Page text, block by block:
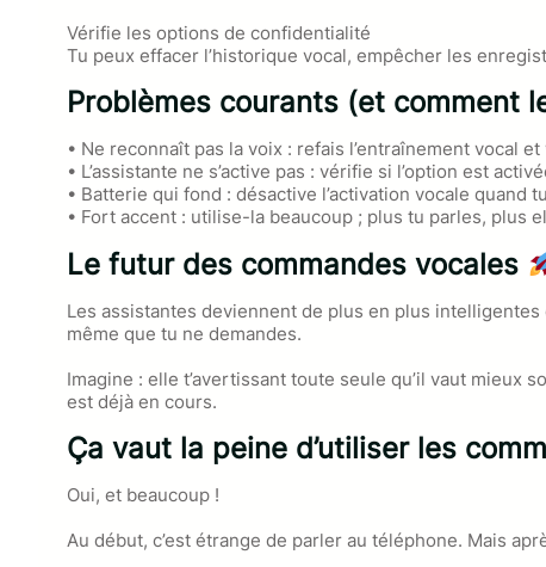
Vérifie les options de confidentialité
Tu peux effacer l’historique vocal, empêcher les
Problèmes courants (et comment
• Ne reconnaît pas la voix : refais l’entraînement vocal
• L’assistante ne s’active pas : vérifie si l’option est
• Batterie qui fond : désactive l’activation vocale quand
• Fort accent : utilise-la beaucoup ; plus tu parles, plus
Le futur des commandes vocales
Les assistantes deviennent de plus en plus
même que tu ne demandes.
Imagine : elle t’avertissant toute seule qu’il vaut
est déjà en cours.
Ça vaut la peine d’utiliser les
Oui, et beaucoup !
Au début, c’est étrange de parler au téléphone. Mais